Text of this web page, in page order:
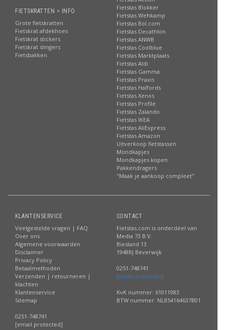
FIETSKRATTEN > INFO
Grote fietskratten
Fietskrat afdekhoes
Fietskrat stickers
Fietskrat slingers
Fietsbakken
Fietstas Blokker
Fietstas Wehkamp
Fietstas Bol.com
Fietstas Decathlon
Fietstas ANWB
Fietstas Coolblue
Fietstas Marktplaats
Fietstas Aldi
Fietstas Gamma
Fietstas Praxis
Fietstas Halfords
Fietstas Xenos
Fietstas Profile
Fietstas Zalando
Fietstas IKEA
Fietstas AliExpress
Fietstas Amazon
Uitverkoop fietstassen
Mondkapjes
Mondkapjes kopen
Pakkendragers
"Maak je aankoop compleet"
KLANTENSERVICE
Veelgestelde vragen | FAQ
Over ons
Algemene voorwaarden
Disclaimer
Privacy Policy
Betaalmethoden
Verzenden | retourneren |
klachten
Klantenservice
Sitemap
0251-748741
[email protected]
CONTACT
Fietstas.com is onderdeel van
Media 73 B.V.
Biesland 13
1948RJ Beverwijk
0251-748741
[email protected]
KvK nummer: 61011983
BTW nummer: NL854164637B01